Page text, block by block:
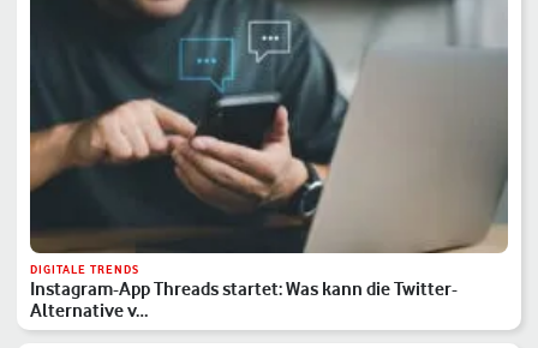
DIGITALE TRENDS
Instagram-App Threads startet: Was kann die Twitter-
Alternative v…